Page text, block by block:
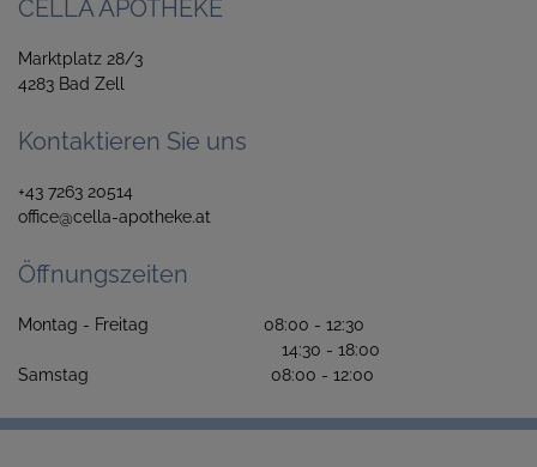
CELLA APOTHEKE
Marktplatz 28/3
4283 Bad Zell
Kontaktieren Sie uns
+43 7263 20514
office@cella-apotheke.at
Öffnungszeiten
Montag - Freitag 08:00 - 12:30
14:30 - 18:00
Samstag 08:00 - 12:00